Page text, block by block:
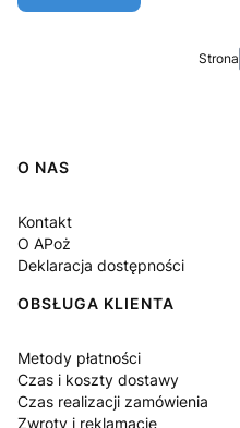
Strona
Linki w stopce
O NAS
Kontakt
O APoż
Deklaracja dostępności
OBSŁUGA KLIENTA
Metody płatności
Czas i koszty dostawy
Czas realizacji zamówienia
Zwroty i reklamacje